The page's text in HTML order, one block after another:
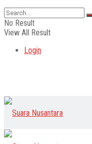
No Result
View All Result
Login